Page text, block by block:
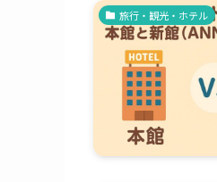
旅行・観光・ホテル